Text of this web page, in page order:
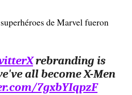
de Marvel fueron
rebranding is
all become X-Men
7gxbYIqpzF